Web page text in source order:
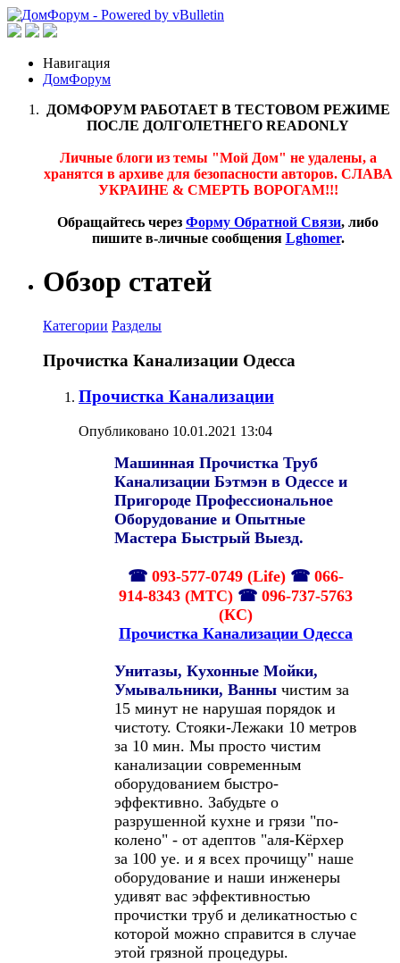
Навигация
ДомФорум
ДОМФОРУМ РАБОТАЕТ В ТЕСТОВОМ РЕЖИМЕ
ПОСЛЕ ДОЛГОЛЕТНЕГО READONLY
Личные блоги из темы "Мой Дом" не удалены, а
хранятся в архиве для безопасности авторов. СЛАВА
УКРАИНЕ & СМЕРТЬ ВОРОГАМ!!!
Обращайтесь через Форму Обратной Связи, либо
пишите в-личные сообщения Lghomer.
Обзор статей
Категории Разделы
Прочистка Канализации Одесса
Прочистка Канализации
Опубликовано 10.01.2021 13:04
Машинная Прочистка Труб
Канализации Бэтмэн в Одессе и
Пригороде Профессиональное
Оборудование и Опытные
Мастера Быстрый Выезд.
☎ 093-577-0749 (Life) ☎ 066-
914-8343 (МТС) ☎ 096-737-5763
(КС)
Прочистка Канализации Одесса
Унитазы, Кухонные Мойки,
Умывальники, Ванны чистим за
15 минут не нарушая порядок и
чистоту. Стояки-Лежаки 10 метров
за 10 мин. Мы просто чистим
канализации современным
оборудованием быстро-
эффективно. Забудьте о
разрушенной кухне и грязи "по-
колено" - от адептов "аля-Кёрхер
за 100 уе. и я всех прочищу" наше
оборудование и наши инженеры
удивят вас эффективностью
прочистки труб и деликатностью с
которой можно справится в случае
этой грязной процедуры.